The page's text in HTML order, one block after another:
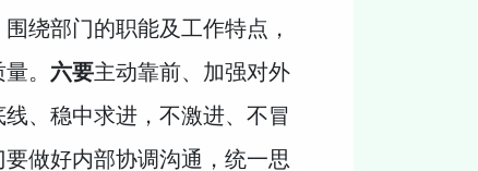
绕部门的职能及工作特点，
。 六要主动靠前、加强对外
、稳中求进，不激进、不冒
做好内部协调沟通，统一思